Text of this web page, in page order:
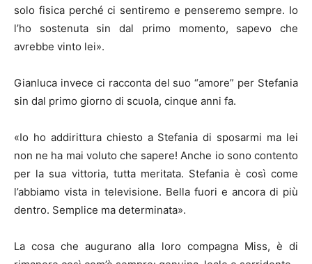
solo fisica perché ci sentiremo e penseremo sempre. Io
l’ho sostenuta sin dal primo momento, sapevo che
avrebbe vinto lei».
Gianluca invece ci racconta del suo “amore” per Stefania
sin dal primo giorno di scuola, cinque anni fa.
«Io ho addirittura chiesto a Stefania di sposarmi ma lei
non ne ha mai voluto che sapere! Anche io sono contento
per la sua vittoria, tutta meritata. Stefania è così come
l’abbiamo vista in televisione. Bella fuori e ancora di più
dentro. Semplice ma determinata».
La cosa che augurano alla loro compagna Miss, è di